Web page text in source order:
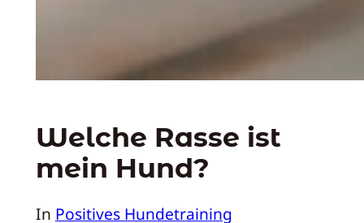
Welche Rasse ist
mein Hund?
In Positives Hundetraining